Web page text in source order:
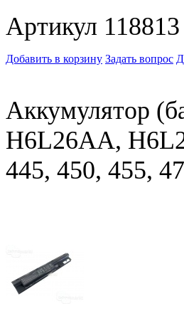
Артикул 118813
Добавить в корзину Задать вопрос
Аккумулятор
H6L26AA,
445, 450, 455,